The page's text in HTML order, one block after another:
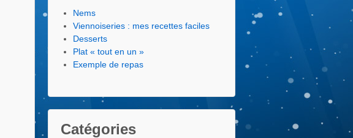
Nems
Viennoiseries : mes recettes faciles
Desserts
Plat « tout en un »
Exemple de repas
Catégories